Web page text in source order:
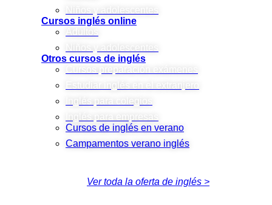
Niños y adolescentes
Cursos inglés online
Adultos
Niños y adolescentes
Otros cursos de inglés
Cursos preparación exámenes
Estudiar inglés en el extranjero
Inglés para colegios
Inglés para empresas
Cursos de inglés en verano
Campamentos verano inglés
Ver toda la oferta de inglés >